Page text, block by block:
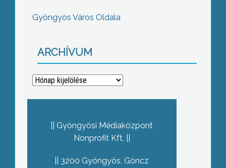
Gyöngyös Város Oldala
ARCHÍVUM
Archívum
Gyöngyösi Médiaközpont
Nonprofit Kft.
3200 Gyöngyös, Göncz